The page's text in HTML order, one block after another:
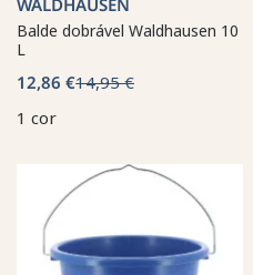
Balde dobrável Waldhausen 10
L
12,86 €14,95 €
1 cor